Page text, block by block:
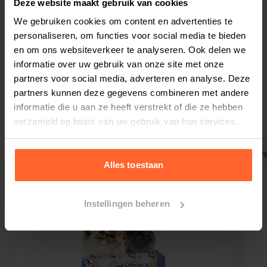
Deze website maakt gebruik van cookies
We gebruiken cookies om content en advertenties te
personaliseren, om functies voor social media te bieden
en om ons websiteverkeer te analyseren. Ook delen we
informatie over uw gebruik van onze site met onze
partners voor social media, adverteren en analyse. Deze
partners kunnen deze gegevens combineren met andere
informatie die u aan ze heeft verstrekt of die ze hebben
verzameld op basis van uw gebruik van hun services.
Alles toestaan
Instellingen beheren
Hele blauwe wijting (gedroogd, 5%), Haring olie
(5%), Pacifische
kabeljauw (gedroogd, 5%), Hele rode linzen, Hele
groene linzen, Hele groene erwten, Zonnebloem
olie (koud geperst), Hele sardine (gedroogd,
1.5%), Linzen
kievitsbonen, Kabeljauw lever (gevriesdroogd),
Gedroogde bruine zeewier, Verse pompoen,
Verse
muskuspompoen, Courgette, Pastinaak, Verse
Bartlett peren, Verse cranberries, Verse
Verse groene boerenkool, Verse spinazie, Rode
Bestelherinnering instellen
Gerelateerde producten